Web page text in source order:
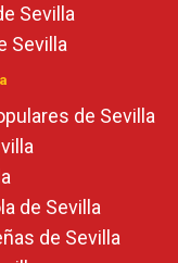
Sevilla
Sevilla
de Sevilla
de Sevilla
de Sevilla